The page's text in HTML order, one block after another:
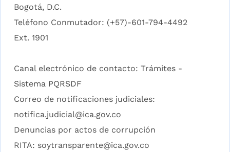
Bogotá, D.C.
Teléfono Conmutador: (+57)-601-794-4492
Ext. 1901
Canal electrónico de contacto: Trámites -
Sistema PQRSDF
Correo de notificaciones judiciales:
notifica.judicial@ica.gov.co
Denuncias por actos de corrupción
RITA: soytransparente@ica.gov.co